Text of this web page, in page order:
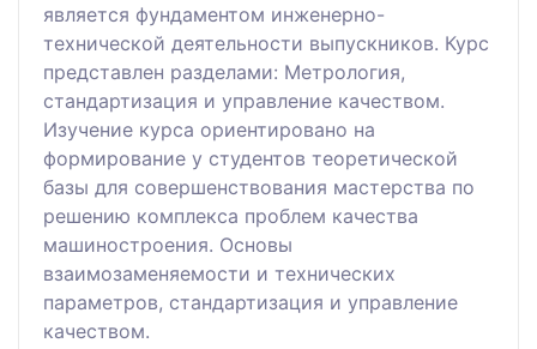
является фундаментом инженерно-
технической деятельности выпускников. Курс
представлен разделами: Метрология,
стандартизация и управление качеством.
Изучение курса ориентировано на
формирование у студентов теоретической
базы для совершенствования мастерства по
решению комплекса проблем качества
машиностроения. Основы
взаимозаменяемости и технических
параметров, стандартизация и управление
качеством.